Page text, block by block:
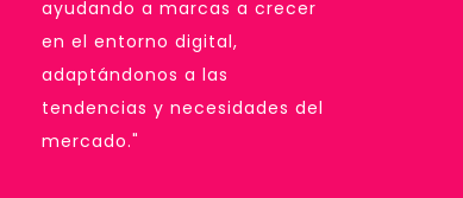
ayudando a marcas a crecer
en el entorno digital,
adaptándonos a las
tendencias y necesidades del
mercado."